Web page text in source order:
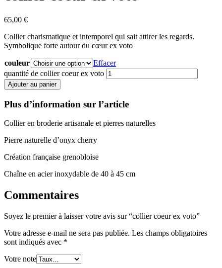
65,00 €
Collier charismatique et intemporel qui sait attirer les regards.
Symbolique forte autour du cœur ex voto
couleur
Effacer
quantité de collier coeur ex voto
Ajouter au panier
Plus d’information sur l’article
Collier en broderie artisanale et pierres naturelles
Pierre naturelle d’onyx cherry
Création française grenobloise
Chaîne en acier inoxydable de 40 à 45 cm
Commentaires
Soyez le premier à laisser votre avis sur “collier coeur ex voto”
Votre adresse e-mail ne sera pas publiée. Les champs obligatoires
sont indiqués avec *
Votre note